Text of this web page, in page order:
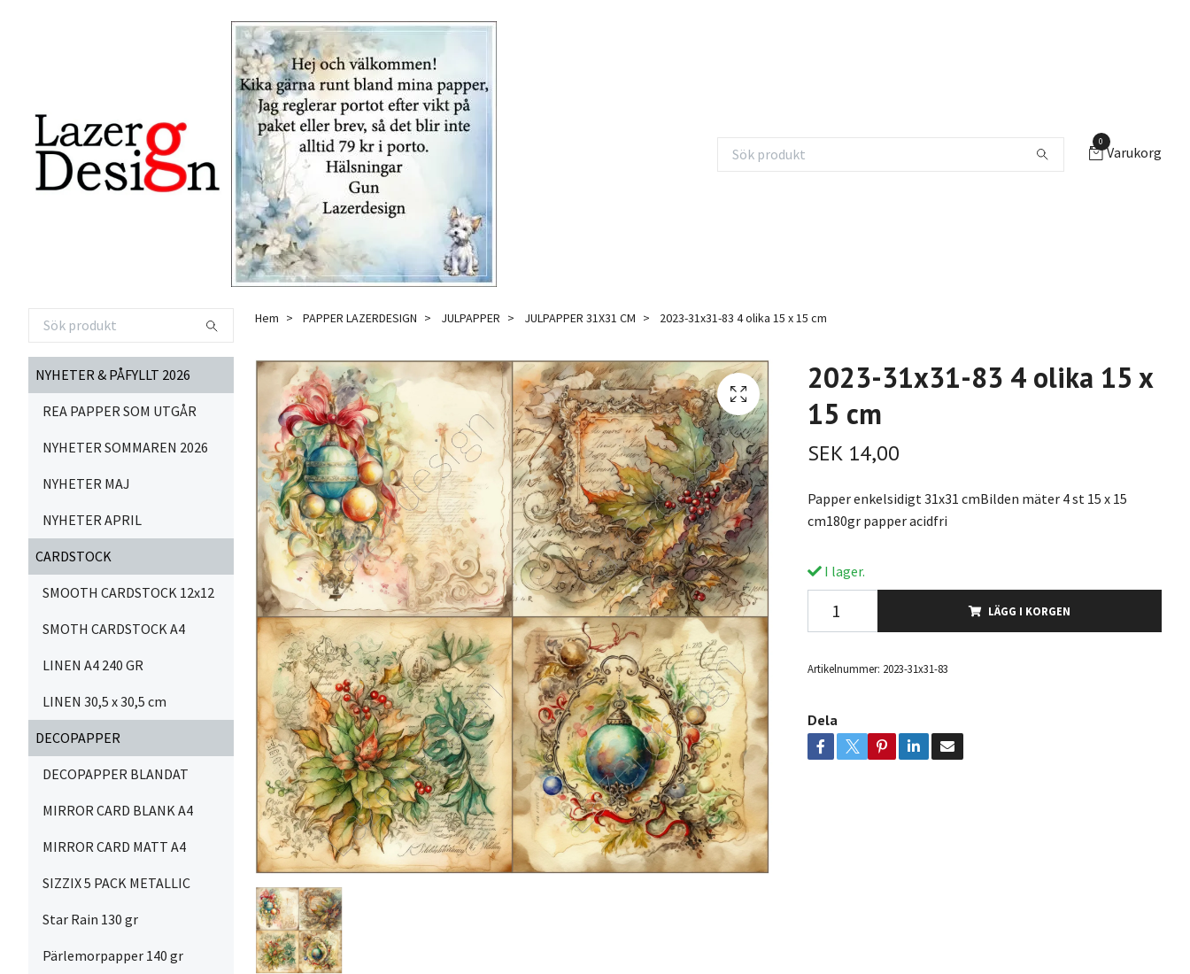
0
Varukorg
NYHETER & PÅFYLLT 2026
REA PAPPER SOM UTGÅR
NYHETER SOMMAREN 2026
NYHETER MAJ
NYHETER APRIL
CARDSTOCK
SMOOTH CARDSTOCK 12x12
SMOTH CARDSTOCK A4
LINEN A4 240 GR
LINEN 30,5 x 30,5 cm
DECOPAPPER
DECOPAPPER BLANDAT
MIRROR CARD BLANK A4
MIRROR CARD MATT A4
SIZZIX 5 PACK METALLIC
Star Rain 130 gr
Pärlemorpapper 140 gr
Hem PAPPER LAZERDESIGN JULPAPPER JULPAPPER 31X31 CM 2023-31x31-83 4 olika 15 x 15 cm
2023-31x31-83 4 olika 15 x
15 cm
SEK 14,00
Papper enkelsidigt 31x31 cmBilden mäter 4 st 15 x 15
cm180gr papper acidfri
I lager.
LÄGG I KORGEN
Artikelnummer: 2023-31x31-83
Dela